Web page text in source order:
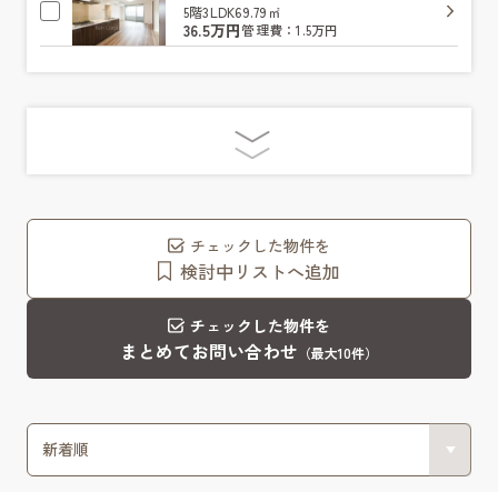
5階3LDK69.79㎡
36.5万円管理費：1.5万円
チェックした物件を
検討中リストへ追加
チェックした物件を
まとめてお問い合わせ （最大10件）